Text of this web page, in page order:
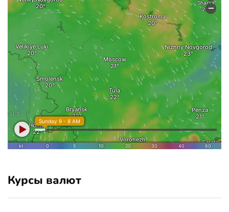
Курсы валют